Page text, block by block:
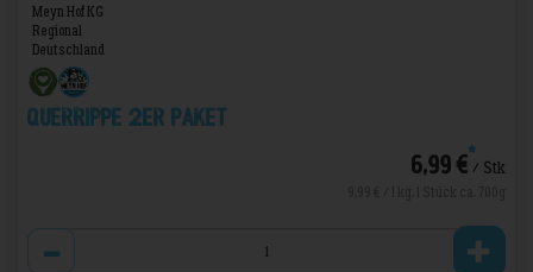
Meyn Hof KG
Regional
Deutschland
Querrippe 2er Paket
6,99 €*/ Stk